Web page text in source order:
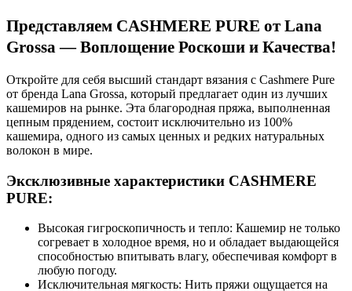
Представляем CASHMERE PURE от Lana
Grossa — Воплощение Роскоши и Качества!
Откройте для себя высший стандарт вязания с Cashmere Pure
от бренда Lana Grossa, который предлагает один из лучших
кашемиров на рынке. Эта благородная пряжа, выполненная
цепным прядением, состоит исключительно из 100%
кашемира, одного из самых ценных и редких натуральных
волокон в мире.
Эксклюзивные характеристики CASHMERE
PURE:
Высокая гигроскопичность и тепло: Кашемир не только
согревает в холодное время, но и обладает выдающейся
способностью впитывать влагу, обеспечивая комфорт в
любую погоду.
Исключительная мягкость: Нить пряжи ощущается на